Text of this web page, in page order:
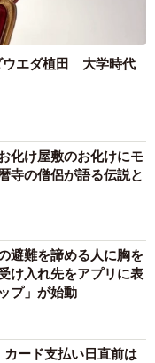
ウエダ植田 大学時代
化け屋敷のお化けにモ
の僧侶が語る伝説と
避難を諦める人に胸を
入れ先をアプリに表
プ」が始動
ード支払い日直前は